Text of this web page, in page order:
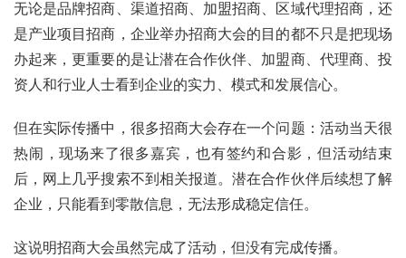
无论是品牌招商、渠道招商、加盟招商、区域代理招商，还
是产业项目招商，企业举办招商大会的目的都不只是把现场
办起来，更重要的是让潜在合作伙伴、加盟商、代理商、投
资人和行业人士看到企业的实力、模式和发展信心。
但在实际传播中，很多招商大会存在一个问题：活动当天很
热闹，现场来了很多嘉宾，也有签约和合影，但活动结束
后，网上几乎搜索不到相关报道。潜在合作伙伴后续想了解
企业，只能看到零散信息，无法形成稳定信任。
这说明招商大会虽然完成了活动，但没有完成传播。